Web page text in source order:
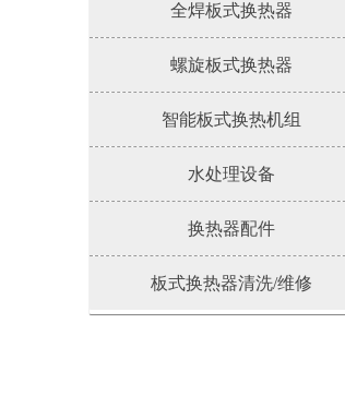
全焊板式换热器
螺旋板式换热器
智能板式换热机组
水处理设备
换热器配件
板式换热器清洗/维修